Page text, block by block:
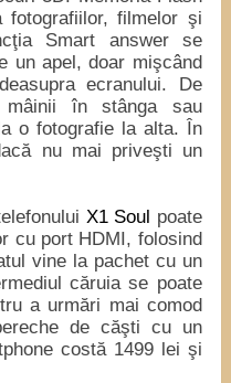
filmelor şi
Smart answer se
un apel, doar mişcând
ecranului. De
mâinii în stânga sau
o fotografie la alta. În
nu mai priveşti un
X1 Soul poate
cu port HDMI, folosind
vine la pachet cu un
căruia se poate
a urmări mai comod
de căşti cu un
costă 1499 lei şi